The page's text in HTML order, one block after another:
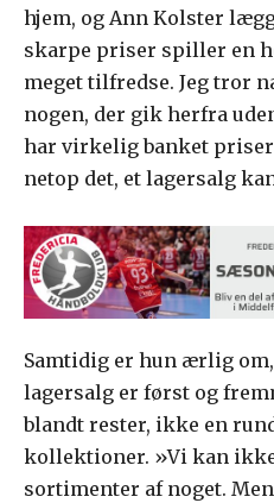
hjem, og Ann Kolster
skarpe priser spiller en
meget tilfredse. Jeg tror
nogen, der gik herfra
har virkelig banket
netop det, et lagersalg
Samtidig er hun ærlig
lagersalg er først og
blandt rester, ikke en
kollektioner. »Vi kan
sortimenter af noget.